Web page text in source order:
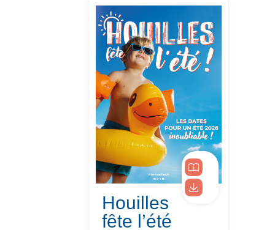
Houilles
fête l’été